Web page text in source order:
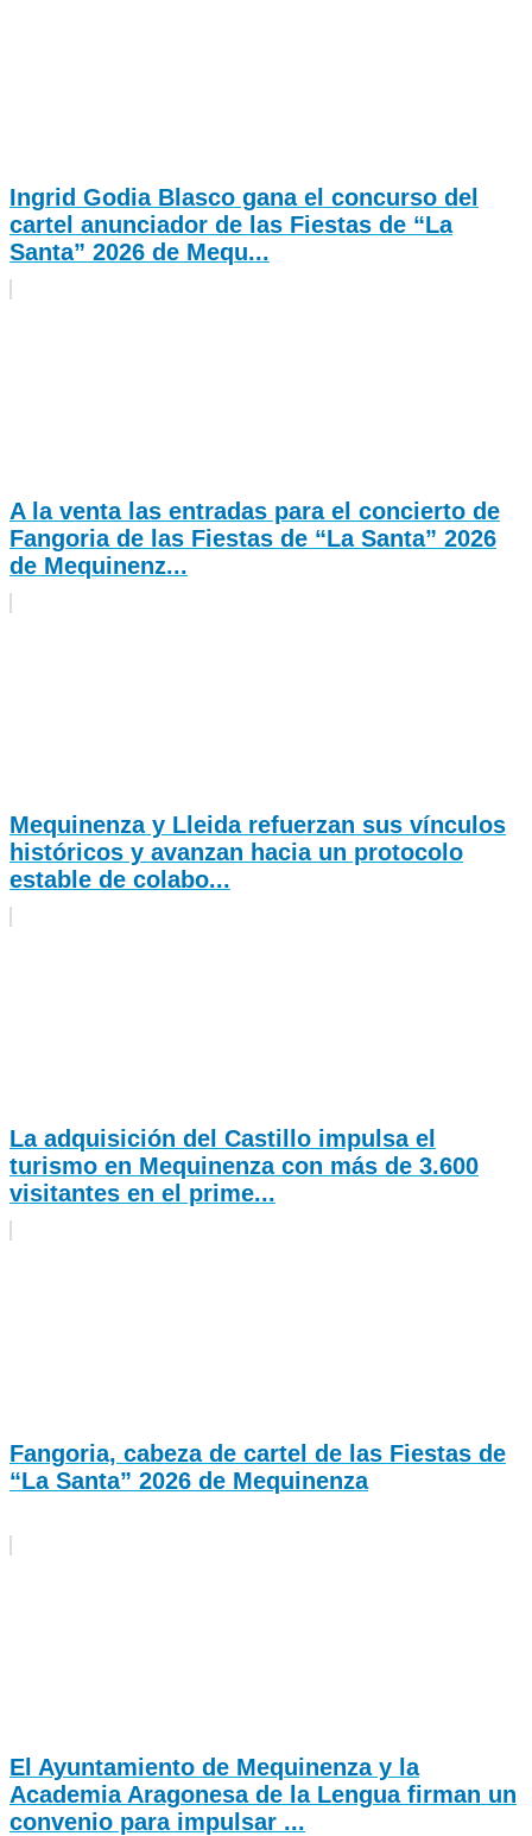
Ingrid Godia Blasco gana el concurso del
cartel anunciador de las Fiestas de “La
Santa” 2026 de Mequ...
A la venta las entradas para el concierto de
Fangoria de las Fiestas de “La Santa” 2026
de Mequinenz...
Mequinenza y Lleida refuerzan sus vínculos
históricos y avanzan hacia un protocolo
estable de colabo...
La adquisición del Castillo impulsa el
turismo en Mequinenza con más de 3.600
visitantes en el prime...
Fangoria, cabeza de cartel de las Fiestas de
“La Santa” 2026 de Mequinenza
El Ayuntamiento de Mequinenza y la
Academia Aragonesa de la Lengua firman un
convenio para impulsar ...